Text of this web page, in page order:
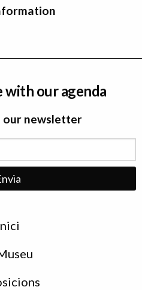
with our agenda
our newsletter